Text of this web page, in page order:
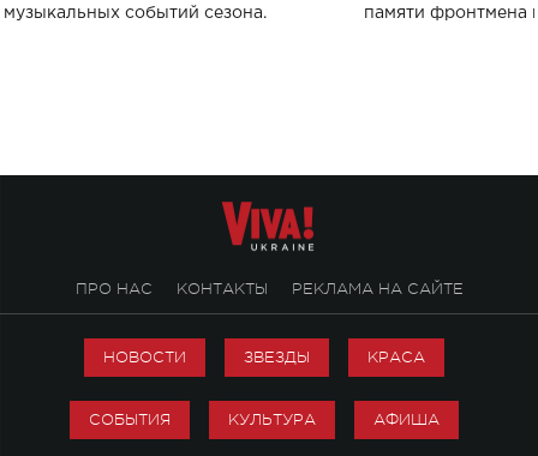
музыкальных событий сезона.
памяти фронтмена
ПРО НАС КОНТАКТЫ РЕКЛАМА НА САЙТЕ
НОВОСТИ ЗВЕЗДЫ КРАСА
СОБЫТИЯ КУЛЬТУРА АФИША